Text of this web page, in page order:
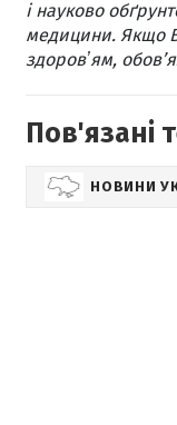
і науково
медицини. Якщо
здоровʼям,
Пов'язані
НОВИНИ